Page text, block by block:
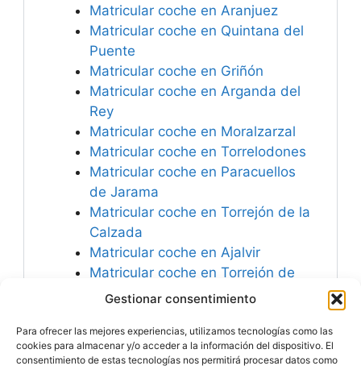
Gestionar consentimiento
Para ofrecer las mejores experiencias, utilizamos tecnologías como las
cookies para almacenar y/o acceder a la información del dispositivo. El
consentimiento de estas tecnologías nos permitirá procesar datos como
Matricular coche en Aranjuez
Matricular coche en Quintana del
Puente
Matricular coche en Griñón
Matricular coche en Arganda del
Rey
Matricular coche en Moralzarzal
Matricular coche en Torrelodones
Matricular coche en Paracuellos
de Jarama
Matricular coche en Torrejón de la
Calzada
Matricular coche en Ajalvir
Matricular coche en Torrejón de
Ardoz
Matricular coche en Madrid